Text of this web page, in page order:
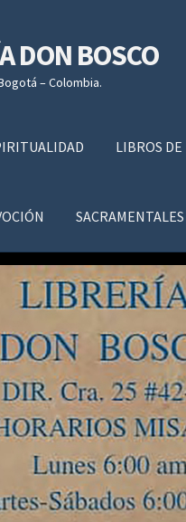
DON BOSCO
– Colombia.
LIBROS
SACRAMENTALES